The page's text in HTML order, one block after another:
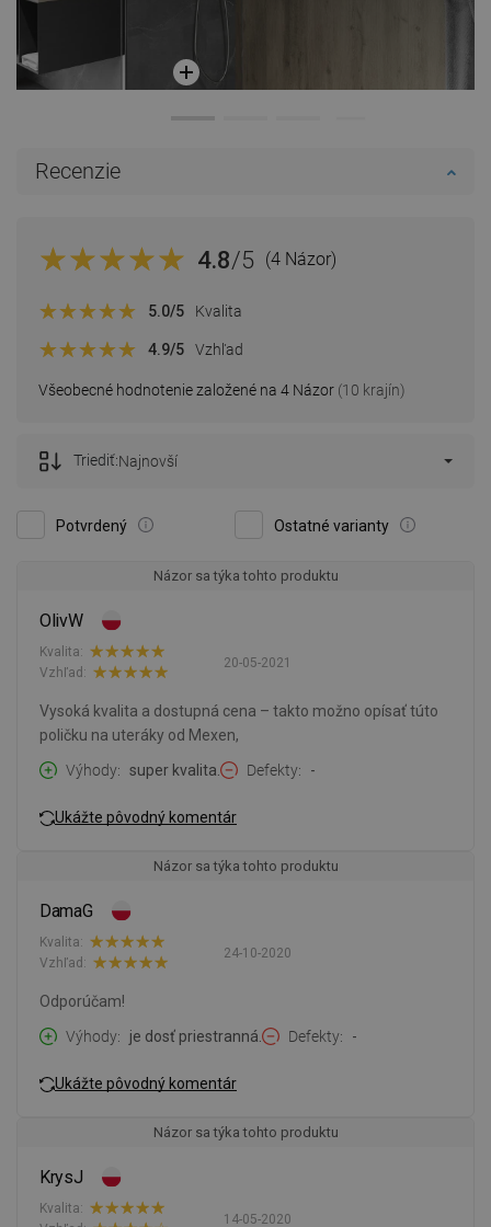
Recenzie
4.8/5 (4 Názor)
Všeobecné hodnotenie založené na 4 Názor (10 krajín)
5.0/5 Kvalita
4.9/5 Vzhľad
Potvrdený Ostatné varianty
Triediť:Najnovší
Názor sa týka tohto produktu
OlivW
20-05-2021
Kvalita:
Vzhľad:
Vysoká kvalita a dostupná cena – takto možno opísať túto
poličku na uteráky od Mexen,
Výhody
super kvalita. Defekty -
Ukážte pôvodný komentár
Názor sa týka tohto produktu
DamaG
24-10-2020
Kvalita:
Vzhľad:
Odporúčam!
Výhody
je dosť priestranná. Defekty -
Ukážte pôvodný komentár
Názor sa týka tohto produktu
KrysJ
14-05-2020
Kvalita: